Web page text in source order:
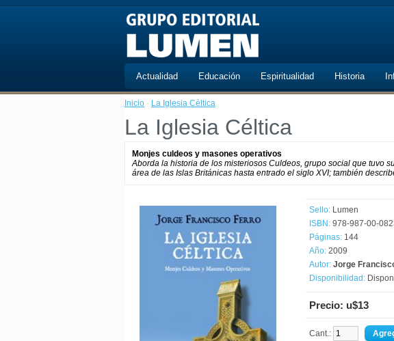
Actualidad Educación Espiritualidad Historia
Inicio · La Iglesia Céltica
La Iglesia Céltica
Monjes culdeos y masones operativos
Aborda la historia de los misteriosos Culdeos, grupo social que tuvo
área de las Islas Británicas hasta entrado el siglo XVI; también
Sello: Lumen
ISBN: 978-987-00-
Páginas: 144
Año: 2009
Autor: Jorge
Disponibilidad:
Precio: u$13
Cant.: